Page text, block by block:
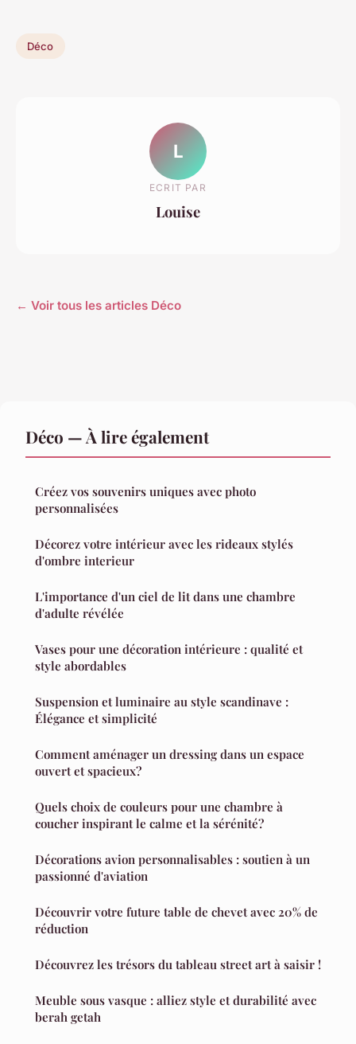
Déco
L
ECRIT PAR
Louise
← Voir tous les articles Déco
Déco — À lire également
Créez vos souvenirs uniques avec photo
personnalisées
Décorez votre intérieur avec les rideaux stylés
d'ombre interieur
L'importance d'un ciel de lit dans une chambre
d'adulte révélée
Vases pour une décoration intérieure : qualité et
style abordables
Suspension et luminaire au style scandinave :
Élégance et simplicité
Comment aménager un dressing dans un espace
ouvert et spacieux?
Quels choix de couleurs pour une chambre à
coucher inspirant le calme et la sérénité?
Décorations avion personnalisables : soutien à un
passionné d'aviation
Découvrir votre future table de chevet avec 20% de
réduction
Découvrez les trésors du tableau street art à saisir !
Meuble sous vasque : alliez style et durabilité avec
berah getah